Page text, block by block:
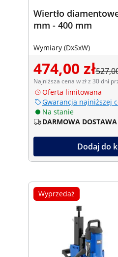
Wiertło
mm - 400 mm
Wymiary (DxSxW)
474,00 zł
Najniższa cena w zł z 30 dni
Oferta limitowana
Gwarancja najniższej
Na stanie
DARMOWA DOSTAWA
Dodaj do
Wyprzedaż